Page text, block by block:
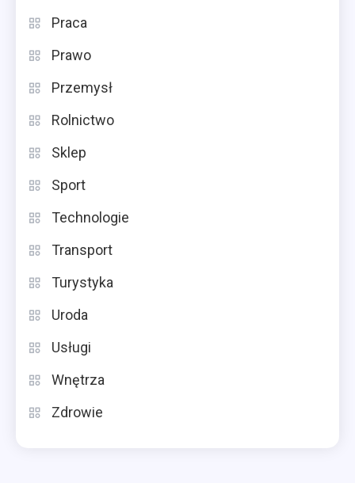
Praca
Prawo
Przemysł
Rolnictwo
Sklep
Sport
Technologie
Transport
Turystyka
Uroda
Usługi
Wnętrza
Zdrowie